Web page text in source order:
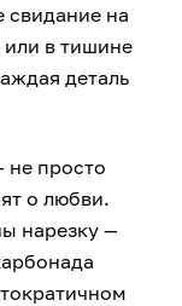
свидание на
или в тишине
деталь
не просто
о любви.
нарезку —